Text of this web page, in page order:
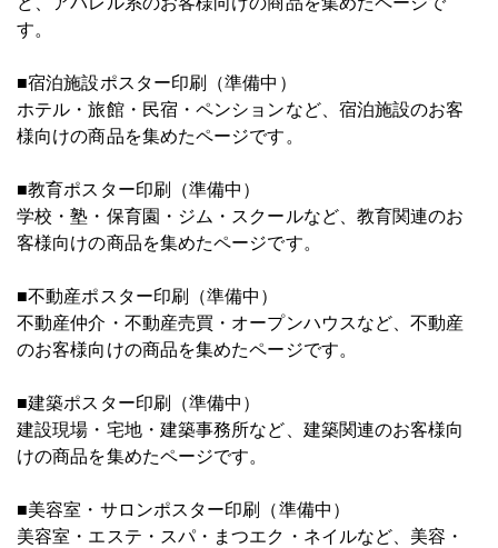
す。
■宿泊施設ポスター印刷（準備中）
ホテル・旅館・民宿・ペンションなど、宿泊施設のお客
様向けの商品を集めたページです。
■教育ポスター印刷（準備中）
学校・塾・保育園・ジム・スクールなど、教育関連のお
客様向けの商品を集めたページです。
■不動産ポスター印刷（準備中）
不動産仲介・不動産売買・オープンハウスなど、不動産
のお客様向けの商品を集めたページです。
■建築ポスター印刷（準備中）
建設現場・宅地・建築事務所など、建築関連のお客様向
けの商品を集めたページです。
■美容室・サロンポスター印刷（準備中）
美容室・エステ・スパ・まつエク・ネイルなど、美容・